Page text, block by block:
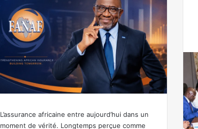
L’assurance africaine entre aujourd’hui dans un
moment de vérité. Longtemps perçue comme